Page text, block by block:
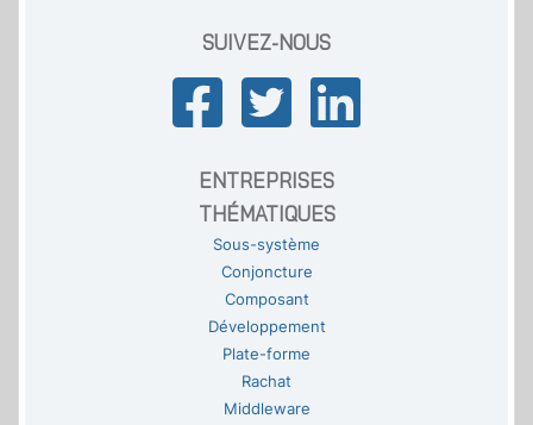
SUIVEZ-NOUS
ENTREPRISES
THÉMATIQUES
Sous-système
Conjoncture
Composant
Développement
Plate-forme
Rachat
Middleware